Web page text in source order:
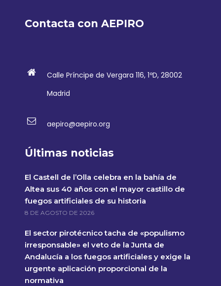
Contacta con AEPIRO
Calle Príncipe de Vergara 116, 1ºD, 28002
Madrid
aepiro@aepiro.org
Últimas noticias
El Castell de l’Olla celebra en la bahía de
Altea sus 40 años con el mayor castillo de
fuegos artificiales de su historia
8 DE AGOSTO DE 2026
El sector pirotécnico tacha de «populismo
irresponsable» el veto de la Junta de
Andalucía a los fuegos artificiales y exige la
urgente aplicación proporcional de la
normativa